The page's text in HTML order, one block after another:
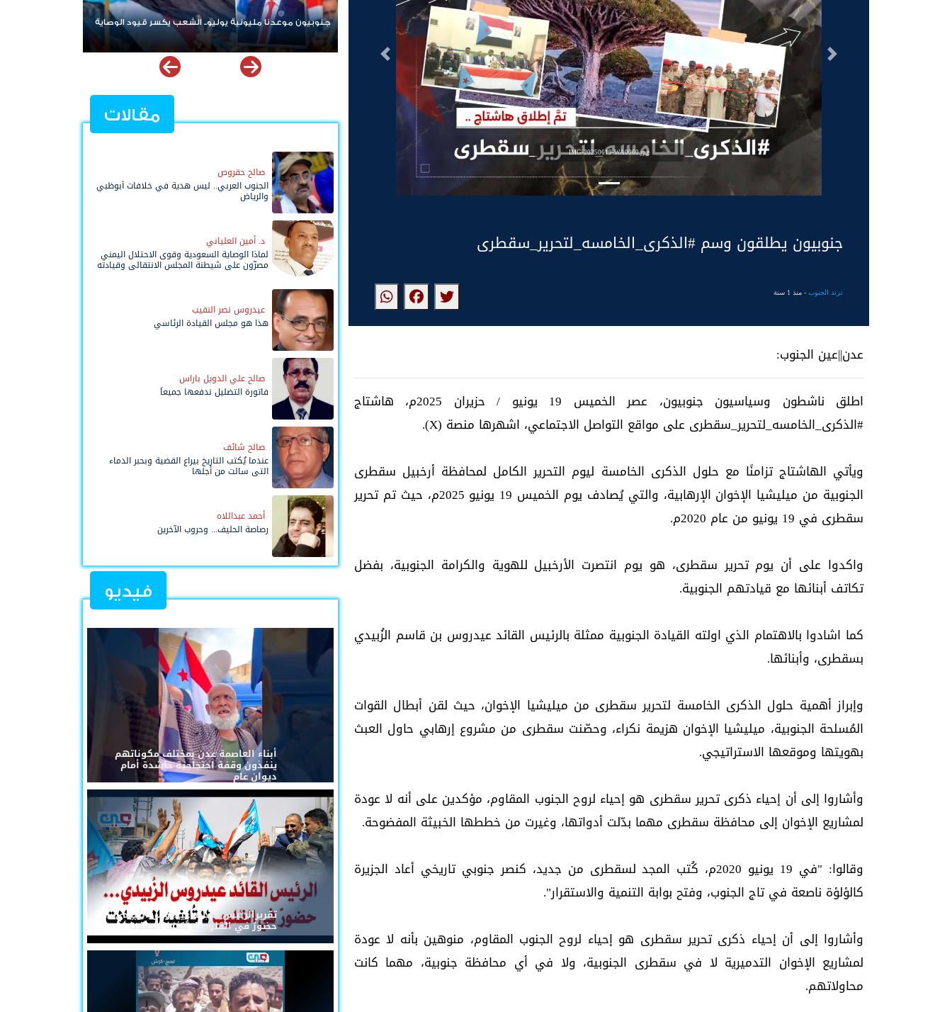
IMG-20250619-WA0060.jpg
التالى السابق
جنوبيون يطلقون وسم #الذكرى_الخامسه_لتحرير_سقطرى
ترند الجنوب- منذ 1 سنة
عدن||عين الجنوب:
اطلق ناشطون وسياسيون جنوبيون، عصر الخميس 19 يونيو / حزيران 2025م، هاشتاج
#الذكرى_الخامسه_لتحرير_سقطرى على مواقع التواصل الاجتماعي، اشهرها منصة (X).
ويأتي الهاشتاج تزامنًا مع حلول الذكرى الخامسة ليوم التحرير الكامل لمحافظة أرخبيل سقطرى
الجنوبية من ميليشيا الإخوان الإرهابية، والتي يُصادف يوم الخميس 19 يونيو 2025م، حيث تم تحرير
سقطرى في 19 يونيو من عام 2020م.
واكدوا على أن يوم تحرير سقطرى، هو يوم انتصرت الأرخبيل للهوية والكرامة الجنوبية، بفضل
تكاتف أبنائها مع قيادتهم الجنوبية.
كما اشادوا بالاهتمام الذي اولته القيادة الجنوبية ممثلة بالرئيس القائد عيدروس بن قاسم الزُبيدي
بسقطرى، وأبنائها.
وإبراز أهمية حلول الذكرى الخامسة لتحرير سقطرى من ميليشيا الإخوان، حيث لقن أبطال القوات
المُسلحة الجنوبية، ميليشيا الإخوان هزيمة نكراء، وحصّنت سقطرى من مشروع إرهابي حاول العبث
بهويتها وموقعها الاستراتيجي.
وأشاروا إلى أن إحياء ذكرى تحرير سقطرى هو إحياء لروح الجنوب المقاوم، مؤكدين على أنه لا عودة
لمشاريع الإخوان إلى محافظة سقطرى مهما بدّلت أدواتها، وغيرت من خططها الخبيثة المفضوحة.
وقالوا: "في 19 يونيو 2020م، كُتب المجد لسقطرى من جديد، كنصر جنوبي تاريخي أعاد الجزيرة
كالؤلؤة ناصعة في تاج الجنوب، وفتح بوابة التنمية والاستقرار".
وأشاروا إلى أن إحياء ذكرى تحرير سقطرى هو إحياء لروح الجنوب المقاوم، منوهين بأنه لا عودة
لمشاريع الإخوان التدميرية لا في سقطرى الجنوبية، ولا في أي محافظة جنوبية، مهما كانت
محاولاتهم.
مغردون جنوبيون يطلقون هاشتاج
#جنوبيون_عيدروس_بقلوبنا
مقالات
صالح حقروص
الجنوب العربي.. ليس هدية في خلافات أبوظبي
والرياض
د. أمين العلياني
لماذا الوصاية السعودية وقوى الاحتلال اليمني
مصرّون على شيطنة المجلس الانتقالي وقيادته
عيدروس نصر النقيب
هذا هو مجلس القيادة الرئاسي
صالح علي الدويل باراس
فاتورة التضليل ندفعها جميعاً
صالح شائف
عندما يُكتب التاريخ بيراع القضية وبحبر الدماء
التي سالت من أجلها
أحمد عبداللاه
رصاصة الحليف... وحروب الآخرين
فيديو
أبناء العاصمة عدن بمختلف مكوناتهم
ينفذون وقفة احتجاجية حاشدة أمام
ديوان عام
تقريرالرئيس القائد عيدروس الزُبيدي...
حضورٌ في القلوب لا تُلغيه الحملات